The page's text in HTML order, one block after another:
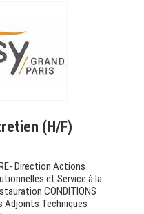
(H/F)
Direction Actions
et Service à la
CONDITIONS
Adjoints Techniques